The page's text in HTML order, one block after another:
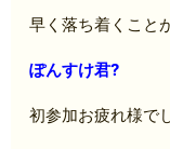
早く落ち着くこと
ぽんすけ君?
初参加お疲れ様で